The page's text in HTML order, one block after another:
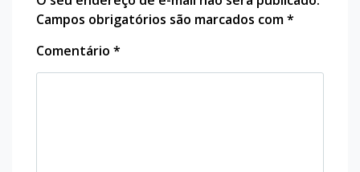
Campos obrigatórios são marcados com*
Comentário *